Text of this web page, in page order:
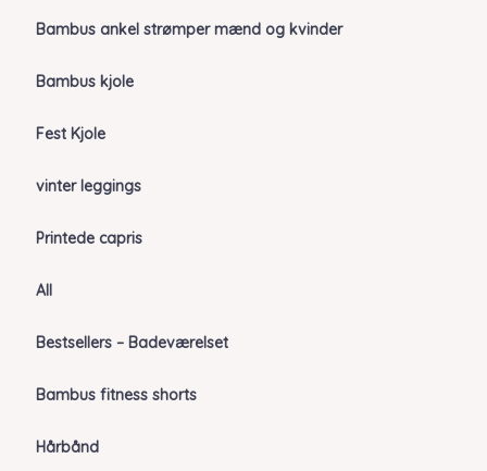
Bambus ankel strømper mænd og kvinder
Bambus kjole
Fest Kjole
vinter leggings
Printede capris
All
Bestsellers – Badeværelset
Bambus fitness shorts
Hårbånd